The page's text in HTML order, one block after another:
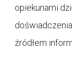
opiekunami
źródłem